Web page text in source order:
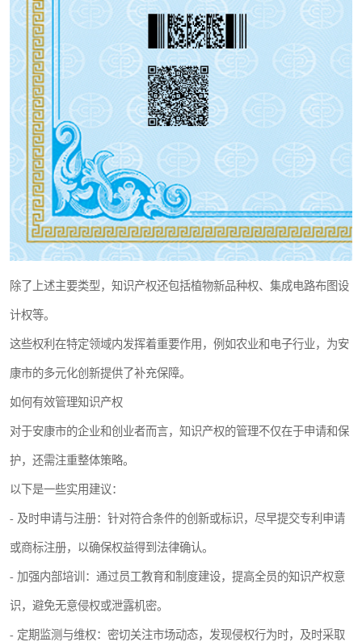
除了上述主要类型，知识产权还包括植物新品种权、集成电路布图设
计权等。
这些权利在特定领域内发挥着重要作用，例如农业和电子行业，为安
康市的多元化创新提供了补充保障。
如何有效管理知识产权
对于安康市的企业和创业者而言，知识产权的管理不仅在于申请和保
护，还需注重整体策略。
以下是一些实用建议：
- 及时申请与注册：针对符合条件的创新或标识，尽早提交专利申请
或商标注册，以确保权益得到法律确认。
- 加强内部培训：通过员工教育和制度建设，提高全员的知识产权意
识，避免无意侵权或泄露机密。
- 定期监测与维权：密切关注市场动态，发现侵权行为时，及时采取